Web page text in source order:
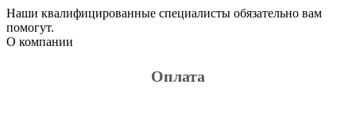
Наши квалифицированные специалисты обязательно вам
помогут.
О компании
Оплата